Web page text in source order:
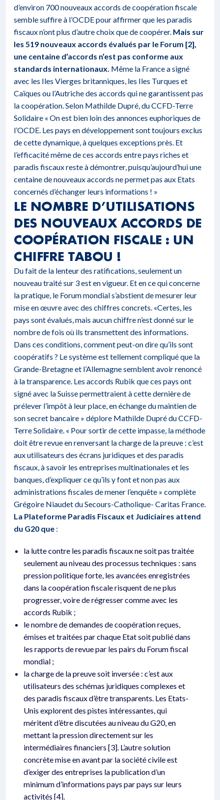
d’environ 700 nouveaux accords de coopération fiscale
semble suffire à l’OCDE pour affirmer que les paradis
fiscaux n’ont plus d’autre choix que de coopérer. Mais sur
les 519 nouveaux accords évalués par le Forum [2],
une centaine d’accords n’est pas conforme aux
standards internationaux. Même la France a signé
avec les Iles Vierges britanniques, les Iles Turques et
Caïques ou l’Autriche des accords qui ne garantissent pas
la coopération. Selon Mathilde Dupré, du CCFD-Terre
Solidaire « On est bien loin des annonces euphoriques de
l’OCDE. Les pays en développement sont toujours exclus
de cette dynamique, à quelques exceptions près. Et
l’efficacité même de ces accords entre pays riches et
paradis fiscaux reste à démontrer, puisqu’aujourd’hui une
centaine de nouveaux accords ne permet pas aux Etats
concernés d’échanger leurs informations ! »
LE NOMBRE D’UTILISATIONS
DES NOUVEAUX ACCORDS DE
COOPÉRATION FISCALE : UN
CHIFFRE TABOU !
Du fait de la lenteur des ratifications, seulement un
nouveau traité sur 3 est en vigueur. Et en ce qui concerne
la pratique, le Forum mondial s’abstient de mesurer leur
mise en œuvre avec des chiffres concrets. «Certes, les
pays sont évalués, mais aucun chiffre n’est donné sur le
nombre de fois où ils transmettent des informations.
Dans ces conditions, comment peut-on dire qu’ils sont
coopératifs ? Le système est tellement compliqué que la
Grande-Bretagne et l’Allemagne semblent avoir renoncé
à la transparence. Les accords Rubik que ces pays ont
signé avec la Suisse permettraient à cette dernière de
prélever l’impôt à leur place, en échange du maintien de
son secret bancaire » déplore Mathilde Dupré du CCFD-
Terre Solidaire. « Pour sortir de cette impasse, la méthode
doit être revue en renversant la charge de la preuve : c’est
aux utilisateurs des écrans juridiques et des paradis
fiscaux, à savoir les entreprises multinationales et les
banques, d’expliquer ce qu’ils y font et non pas aux
administrations fiscales de mener l’enquête » complète
Grégoire Niaudet du Secours-Catholique- Caritas France.
La Plateforme Paradis Fiscaux et Judiciaires attend
du G20 que :
la lutte contre les paradis fiscaux ne soit pas traitée
seulement au niveau des processus techniques : sans
pression politique forte, les avancées enregistrées
dans la coopération fiscale risquent de ne plus
progresser, voire de régresser comme avec les
accords Rubik ;
le nombre de demandes de coopération reçues,
émises et traitées par chaque Etat soit publié dans
les rapports de revue par les pairs du Forum fiscal
mondial ;
la charge de la preuve soit inversée : c’est aux
utilisateurs des schémas juridiques complexes et
des paradis fiscaux d’être transparents. Les Etats-
Unis explorent des pistes intéressantes, qui
méritent d’être discutées au niveau du G20, en
mettant la pression directement sur les
intermédiaires financiers [3]. L’autre solution
concrète mise en avant par la société civile est
d’exiger des entreprises la publication d’un
minimum d’informations pays par pays sur leurs
activités [4].